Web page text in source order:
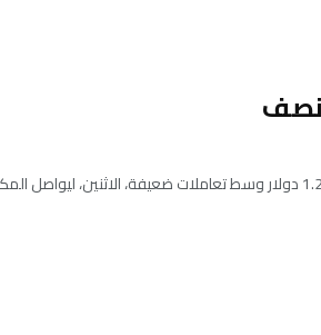
ارتفع اليورو إلى أعلى مستوى في عامين ونصف العام، ووصل الى1.20 دولار وسط تعاملات ضعيفة،